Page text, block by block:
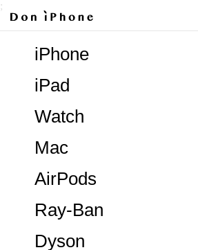
;
Dyson
AirPods
Ray-Ban
Mac
Watch
iPad
iPhone